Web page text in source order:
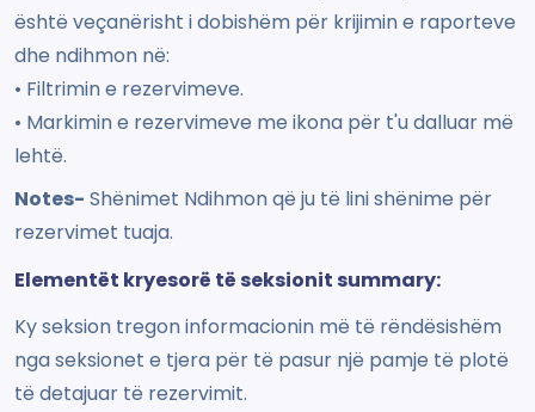
është veçanërisht i dobishëm për krijimin e raporteve
dhe ndihmon në:
• Filtrimin e rezervimeve.
• Markimin e rezervimeve me ikona për t'u dalluar më
lehtë.
Notes- Shënimet Ndihmon që ju të lini shënime për
rezervimet tuaja.
Elementët kryesorë të seksionit summary:
Ky seksion tregon informacionin më të rëndësishëm
nga seksionet e tjera për të pasur një pamje të plotë
të detajuar të rezervimit.